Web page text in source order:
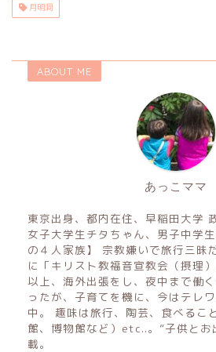
月明洞
ABOUT ME
あっこママ
東京出身、都内在住、早稲田大学
女子大学生チタちゃん、男子中学
の４人家族】 宗教嫌いで旅行三昧
に「キリスト教福音宣教会（摂理
以上、海外出張をし、夜中まで働
ったが、子育てを機に、今はテレ
中。 趣味は旅行、陶芸、食べるこ
館、博物館など）etc..。”子供とお
載。